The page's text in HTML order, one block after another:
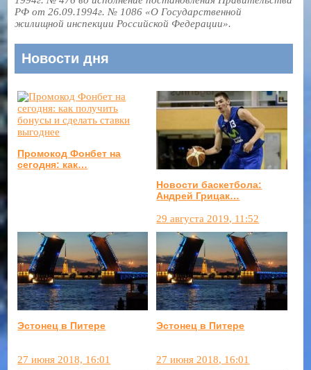
РФ от 26.09.1994г. № 1086 «О Государственной
жилищной инспекции Российской Федерации».
Новости дня
Промокод Фонбет на
сегодня: как…
Новости баскетбола:
Андрей Грицак…
29 августа 2019, 11:52
Эстонец в Питере
27 июня 2018, 16:01
Эстонец в Питере
27 июня 2018, 16:01